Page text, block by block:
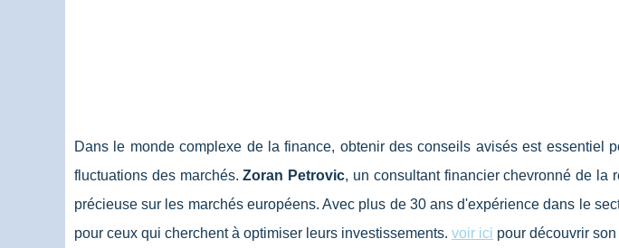
Dans le monde complexe de la finance, obtenir des conseils avisés est essentiel
fluctuations des marchés.Zoran Petrovic, un consultant financier chevronné de la
précieuse sur les marchés européens. Avec plus de 30 ans d'expérience dans le
pour ceux qui cherchent à optimiser leurs investissements. voir ici pour découvrir